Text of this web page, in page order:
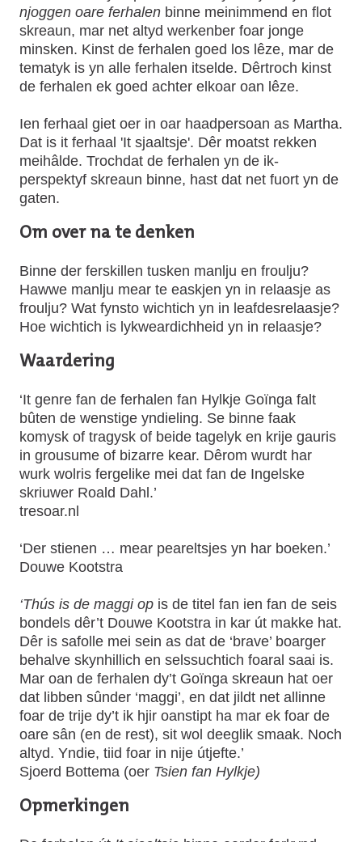
njoggen oare ferhalen binne meinimmend en flot
skreaun, mar net altyd werkenber foar jonge
minsken. Kinst de ferhalen goed los lêze, mar de
tematyk is yn alle ferhalen itselde. Dêrtroch kinst
de ferhalen ek goed achter elkoar oan lêze.
Ien ferhaal giet oer in oar haadpersoan as Martha.
Dat is it ferhaal 'It sjaaltsje'. Dêr moatst rekken
meihâlde. Trochdat de ferhalen yn de ik-
perspektyf skreaun binne, hast dat net fuort yn de
gaten.
Om over na te denken
Binne der ferskillen tusken manlju en froulju?
Hawwe manlju mear te easkjen yn in relaasje as
froulju? Wat fynsto wichtich yn in leafdesrelaasje?
Hoe wichtich is lykweardichheid yn in relaasje?
Waardering
‘It genre fan de ferhalen fan Hylkje Goïnga falt
bûten de wenstige yndieling. Se binne faak
komysk of tragysk of beide tagelyk en krije gauris
in grousume of bizarre kear. Dêrom wurdt har
wurk wolris fergelike mei dat fan de Ingelske
skriuwer Roald Dahl.’
tresoar.nl
‘Der stienen … mear peareltsjes yn har boeken.’
Douwe Kootstra
‘Thús is de maggi op is de titel fan ien fan de seis
bondels dêr’t Douwe Kootstra in kar út makke hat.
Dêr is safolle mei sein as dat de ‘brave’ boarger
behalve skynhillich en selssuchtich foaral saai is.
Mar oan de ferhalen dy’t Goïnga skreaun hat oer
dat libben sûnder ‘maggi’, en dat jildt net allinne
foar de trije dy’t ik hjir oanstipt ha mar ek foar de
oare sân (en de rest), sit wol deeglik smaak. Noch
altyd. Yndie, tiid foar in nije útjefte.’
Sjoerd Bottema (oer Tsien fan Hylkje)
Opmerkingen